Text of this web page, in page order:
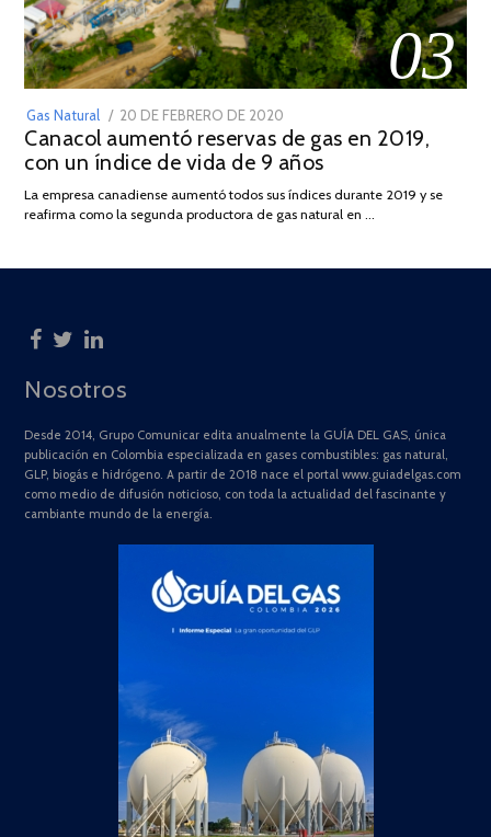
03
Gas Natural
POSTED
ON
20 DE FEBRERO DE 2020
DE
JULIO
2025
Canacol aumentó reservas de gas en 2019,
con un índice de vida de 9 años
La empresa canadiense aumentó todos sus índices durante 2019 y se
reafirma como la segunda productora de gas natural en …
Nosotros
Desde 2014, Grupo Comunicar edita anualmente la GUÍA DEL GAS, única
publicación en Colombia especializada en gases combustibles: gas natural,
GLP, biogás e hidrógeno. A partir de 2018 nace el portal www.guiadelgas.com
como medio de difusión noticioso, con toda la actualidad del fascinante y
cambiante mundo de la energía.